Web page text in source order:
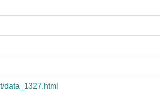
data_1327.html